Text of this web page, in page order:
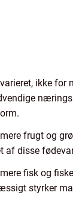
ikke for
frugt og
af disse
fisk og
styrker